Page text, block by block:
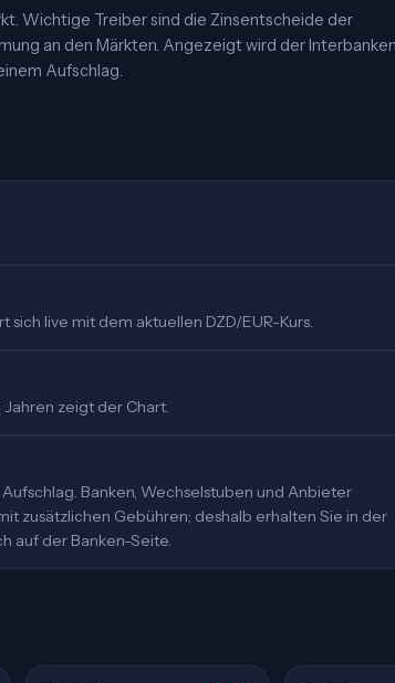
Wichtige Treiber sind die Zinsentscheide der
an den Märkten. Angezeigt wird der
Aufschlag.
live mit dem aktuellen DZD/EUR-Kurs.
Jahren zeigt der Chart.
Banken, Wechselstuben und Anbieter
zusätzlichen Gebühren; deshalb erhalten Sie in der
auf der Banken-Seite.